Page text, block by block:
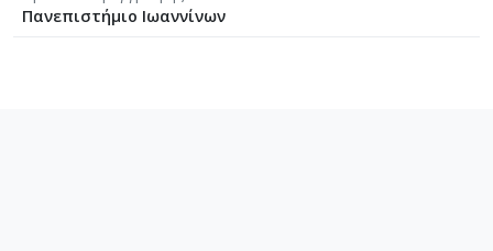
Πανεπιστήμιο Ιωαννίνων